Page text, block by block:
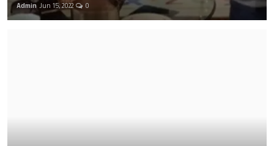
Admin Jun 15, 2022 0